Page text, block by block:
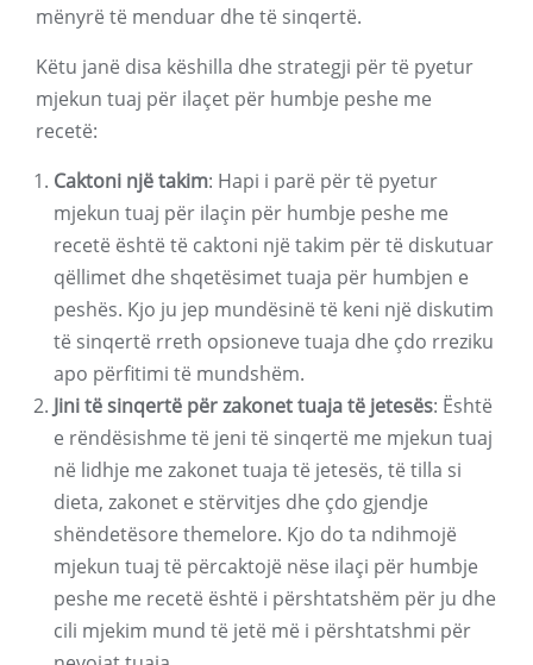
mënyrë të menduar dhe të sinqertë.
Këtu janë disa këshilla dhe strategji për të pyetur
mjekun tuaj për ilaçet për humbje peshe me
recetë:
Caktoni një takim: Hapi i parë për të pyetur
mjekun tuaj për ilaçin për humbje peshe me
recetë është të caktoni një takim për të diskutuar
qëllimet dhe shqetësimet tuaja për humbjen e
peshës. Kjo ju jep mundësinë të keni një diskutim
të sinqertë rreth opsioneve tuaja dhe çdo rreziku
apo përfitimi të mundshëm.
Jini të sinqertë për zakonet tuaja të jetesës: Është
e rëndësishme të jeni të sinqertë me mjekun tuaj
në lidhje me zakonet tuaja të jetesës, të tilla si
dieta, zakonet e stërvitjes dhe çdo gjendje
shëndetësore themelore. Kjo do ta ndihmojë
mjekun tuaj të përcaktojë nëse ilaçi për humbje
peshe me recetë është i përshtatshëm për ju dhe
cili mjekim mund të jetë më i përshtatshmi për